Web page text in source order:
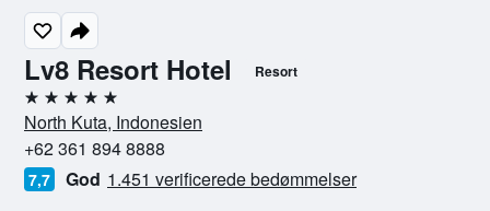
Lv8 Resort Hotel Resort
5 stjerner
North Kuta, Indonesien
+62 361 894 8888
7,7 God 1.451 verificerede bedømmelser